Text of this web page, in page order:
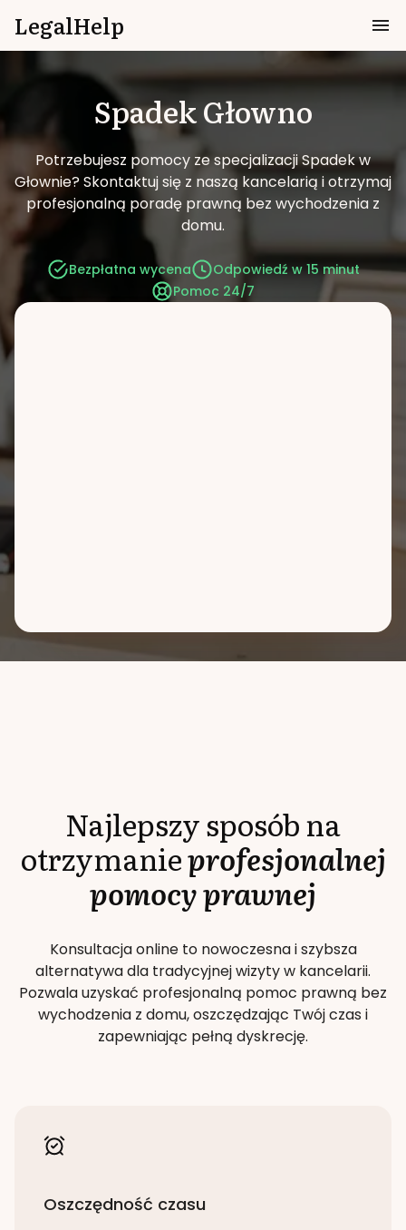
LegalHelp
SpadekGłowno
Potrzebujesz pomocy ze specjalizacji Spadek w
Głownie?Skontaktuj się z naszą kancelarią i otrzymaj
profesjonalną poradę prawną bez wychodzenia z
domu.
Bezpłatna wycena
Odpowiedź w 15 minut
Pomoc 24/7
Najlepszy sposób na
otrzymanieprofesjonalnej
pomocy prawnej
Konsultacja online to nowoczesna i szybsza
alternatywa dla tradycyjnej wizyty w kancelarii.
Pozwala uzyskać profesjonalną pomoc prawną bez
wychodzenia z domu, oszczędzając Twój czas i
zapewniając pełną dyskrecję.
Oszczędność czasu